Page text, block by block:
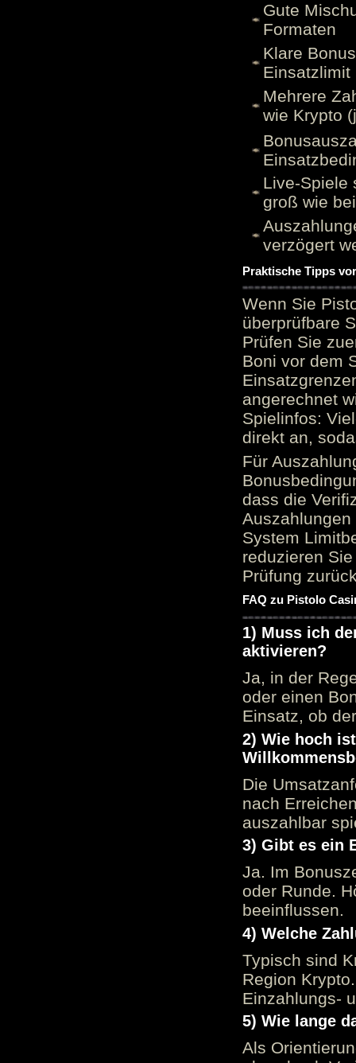
Gute
Formaten
Klare
Einsatzlimit
Mehrere
wie Krypto
Live-Spiele
groß wie
verzögert
Praktische Tipps
Wenn Sie
überprüfbare
Prüfen Sie
Boni vor dem
angerechnet
Spielinfos:
direkt an,
Für
dass die
System
reduzieren
Prüfung
FAQ zu Pistolo
1) Muss ich
aktivieren?
Ja, in der
oder einen
Einsatz, ob
2) Wie hoch
Die
nach
auszahlbar
3) Gibt es ein
Ja. Im
oder Runde.
beeinflussen.
4) Welche
Typisch sind
Region
Einzahlungs-
5) Wie lange
Als